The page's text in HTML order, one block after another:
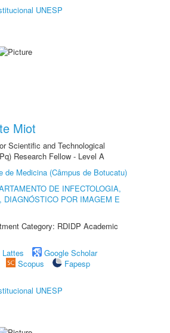
UNESP
Miot
Scientific and Technological
Research Fellow - Level A
de Medicina (Câmpus de Botucatu)
DE INFECTOLOGIA,
DIAGNÓSTICO POR IMAGEM E
Category: RDIDP Academic
Lattes
Google Scholar
Scopus
Fapesp
UNESP